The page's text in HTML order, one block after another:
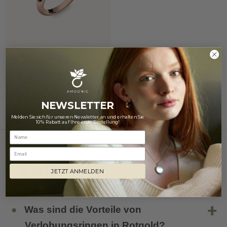
Rotgold 585 mit Zirkonia
FAQ
Was sind die Vorteile von
NEWSLETTER
Melden Sie sich für unseren Newsletter an und erhalten Sie
10% Rabatt auf Ihre erste Bestellung!
Email
JETZT ANMELDEN